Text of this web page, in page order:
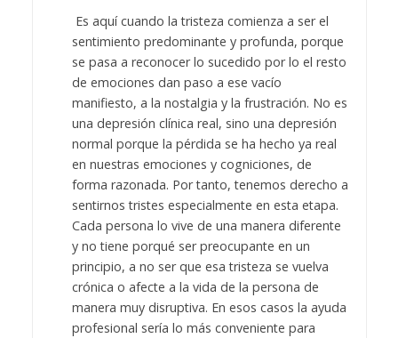
Es aquí cuando la tristeza comienza a ser el
sentimiento predominante y profunda, porque
se pasa a reconocer lo sucedido por lo el resto
de emociones dan paso a ese vacío
manifiesto, a la nostalgia y la frustración. No es
una depresión clínica real, sino una depresión
normal porque la pérdida se ha hecho ya real
en nuestras emociones y cogniciones, de
forma razonada. Por tanto, tenemos derecho a
sentirnos tristes especialmente en esta etapa.
Cada persona lo vive de una manera diferente
y no tiene porqué ser preocupante en un
principio, a no ser que esa tristeza se vuelva
crónica o afecte a la vida de la persona de
manera muy disruptiva. En esos casos la ayuda
profesional sería lo más conveniente para